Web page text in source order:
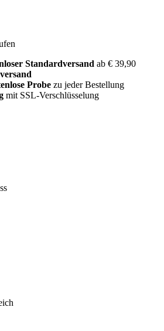
Standardversand ab € 39,90
Probe zu jeder Bestellung
mit SSL-Verschlüsselung